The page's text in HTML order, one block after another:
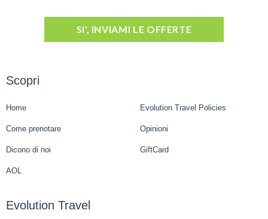
SI', INVIAMI LE OFFERTE
Scopri
Home Evolution Travel Policies
Come prenotare Opinioni
Dicono di noi GiftCard
AOL
Evolution Travel